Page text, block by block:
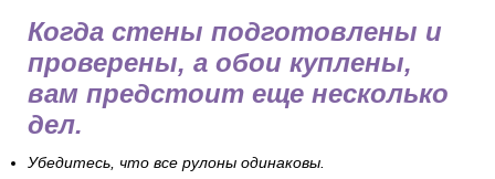
Когда стены подготовлены и
проверены, а обои куплены,
вам предстоит еще несколько
дел.
Убедитесь, что все рулоны одинаковы.